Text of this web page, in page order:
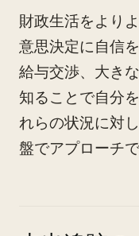
財政生活をより
意思決定に自信
給与交渉、大き
知ることで自分
れらの状況に対
盤でアプローチ